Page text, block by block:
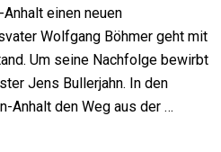
einen neuen
Wolfgang Böhmer geht mit
Um seine Nachfolge bewirbt
Jens Bullerjahn. In den
Anhalt den Weg aus der …